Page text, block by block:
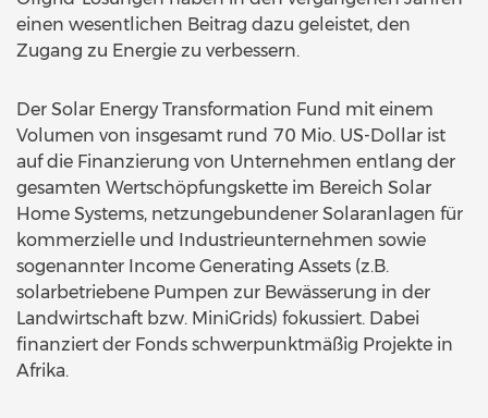
einen wesentlichen Beitrag dazu geleistet, den
Zugang zu Energie zu verbessern.
Der Solar Energy Transformation Fund mit einem
Volumen von insgesamt rund 70 Mio. US-Dollar ist
auf die Finanzierung von Unternehmen entlang der
gesamten Wertschöpfungskette im Bereich Solar
Home Systems, netzungebundener Solaranlagen für
kommerzielle und Industrieunternehmen sowie
sogenannter Income Generating Assets (z.B.
solarbetriebene Pumpen zur Bewässerung in der
Landwirtschaft bzw. MiniGrids) fokussiert. Dabei
finanziert der Fonds schwerpunktmäßig Projekte in
Afrika.